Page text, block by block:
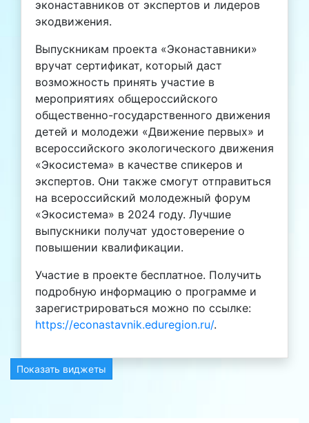
эконаставников от экспертов и лидеров
экодвижения.
Выпускникам проекта «Эконаставники»
вручат сертификат, который даст
возможность принять участие в
мероприятиях общероссийского
общественно-государственного движения
детей и молодежи «Движение первых» и
всероссийского экологического движения
«Экосистема» в качестве спикеров и
экспертов. Они также смогут отправиться
на всероссийский молодежный форум
«Экосистема» в 2024 году. Лучшие
выпускники получат удостоверение о
повышении квалификации.
Участие в проекте бесплатное. Получить
подробную информацию о программе и
зарегистрироваться можно по ссылке:
https://econastavnik.eduregion.ru/.
Показать виджеты